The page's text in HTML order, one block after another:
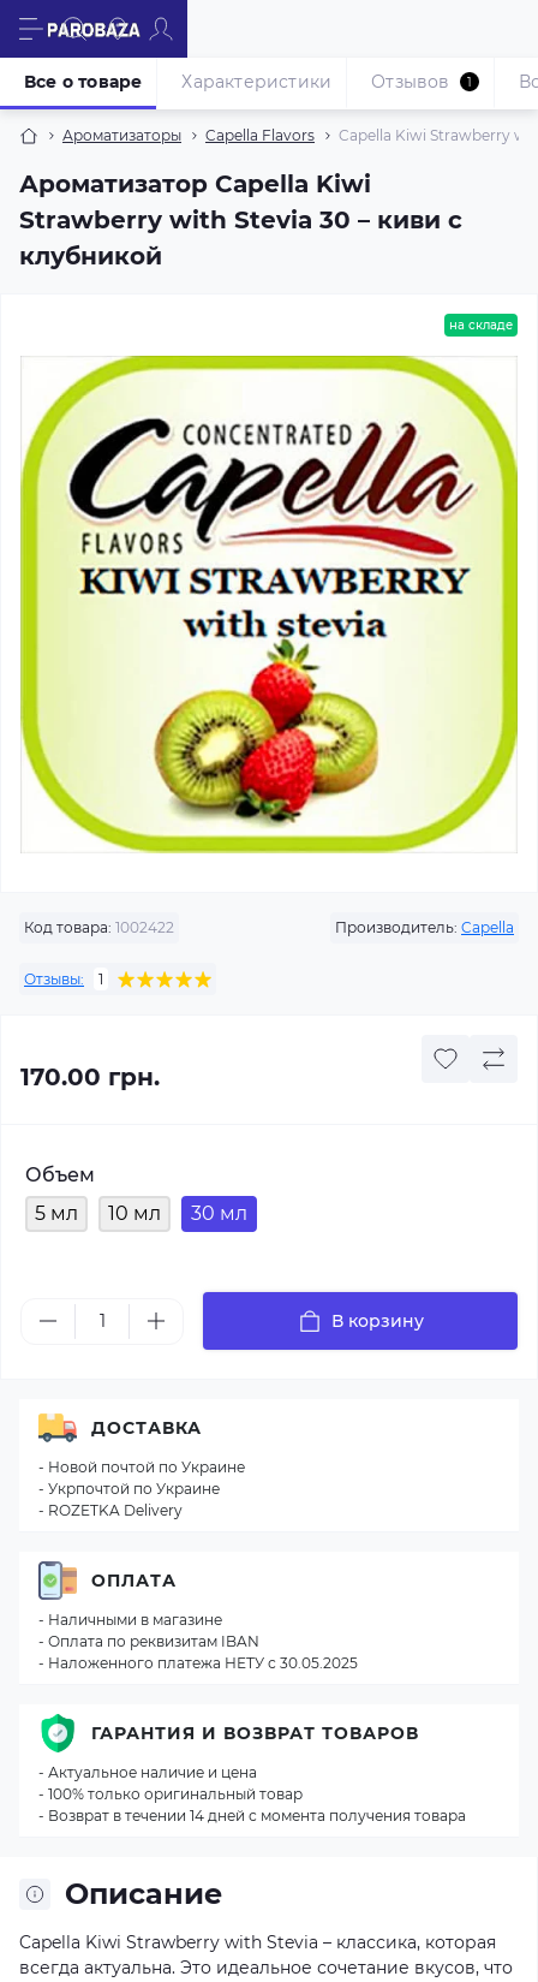
Ароматизаторы Capella Flavors Capella Kiwi Strawberry
Ароматизатор Capella Kiwi
Strawberry with Stevia 30 – киви с
клубникой
Все о товаре Характеристики Отзывов 1
на складе
Код товара: 1002422 Производитель: Capella
Отзывы: 1
170.00 грн.
Объем
5 мл
10 мл 30 мл
В корзину
Описание
Capella Kiwi Strawberry with Stevia – классика, которая
всегда актуальна. Это идеальное сочетание вкусов, что
ДОСТАВКА
- Новой почтой по Украине
- Укрпочтой по Украине
- ROZETKA Delivery
ОПЛАТА
- Наличными в магазине
- Оплата по реквизитам IBAN
- Наложенного платежа НЕТУ с 30.05.2025
ГАРАНТИЯ И ВОЗВРАТ ТОВАРОВ
- Актуальное наличие и цена
- 100% только оригинальный товар
- Возврат в течении 14 дней с момента получения товара